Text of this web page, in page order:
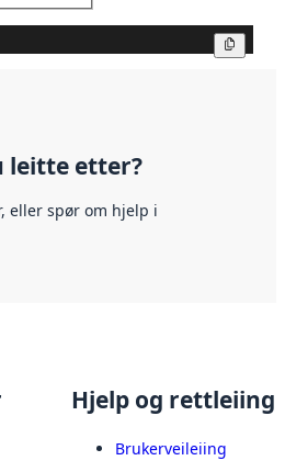
leitte etter?
eller spør om hjelp i
Hjelp og rettleiing
Brukerveileiing